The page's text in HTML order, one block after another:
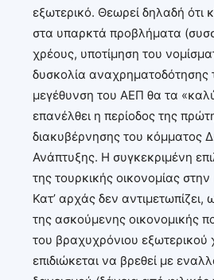
εξωτερικό. Θεωρεί δηλαδή ότι
στα υπαρκτά προβλήματα
χρέους, υποτίμηση του
δυσκολία αναχρηματοδότησης
μεγέθυνση του ΑΕΠ θα τα
επανέλθει η περίοδος της
διακυβέρνησης του κόμματος
Ανάπτυξης. Η συγκεκριμένη
της τουρκικής οικονομίας
Κατ’ αρχάς δεν
της ασκούμενης οικονομικής
του βραχυχρόνιου
επιδιώκεται να βρεθεί με